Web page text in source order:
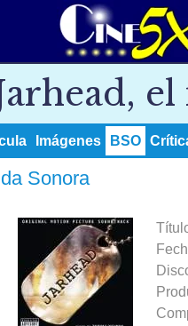
Imágenes BSO
Sonora